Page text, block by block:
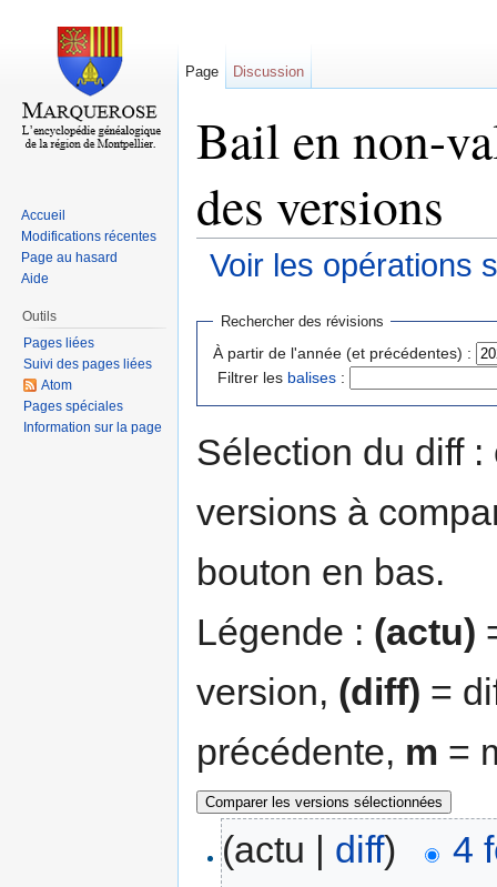
Bail en non-
des versions
Voir les opérations
Rechercher des révisions
À partir de l'année (et précédentes) :
Filtrer les balises :
Sélection du diff
versions à
bouton en bas.
Légende : (actu)
version, (diff) =
précédente, m =
(actu | diff)
4
Page Discussion
Accueil
Modifications récentes
Page au hasard
Aide
Outils
Pages liées
Suivi des pages liées
Atom
Pages spéciales
Information sur la page